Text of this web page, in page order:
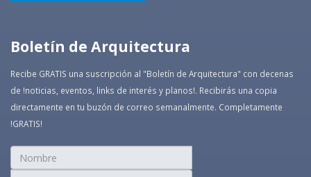
Boletín de Arquitectura
Recibe GRATIS una suscripción al "Boletín de Arquitectura" con decenas
de !noticias, eventos, links de interés y planos!. Recibirás una copia
directamente en tu buzón de correo semanalmente. Completamente
!GRATIS!